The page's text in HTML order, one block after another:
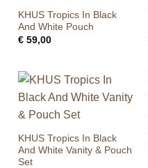
KHUS Tropics In Black
And White Pouch
€ 59,00
KHUS Tropics In Black
And White Vanity & Pouch
Set